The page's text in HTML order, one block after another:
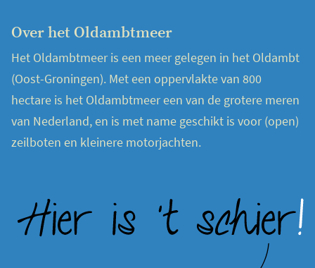
Over het Oldambtmeer
Het Oldambtmeer is een meer gelegen in het Oldambt
(Oost-Groningen). Met een oppervlakte van 800
hectare is het Oldambtmeer een van de grotere meren
van Nederland, en is met name geschikt is voor (open)
zeilboten en kleinere motorjachten.